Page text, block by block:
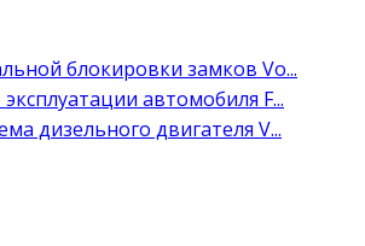
блокировки замков Vo...
автомобиля F...
дизельного двигателя V...